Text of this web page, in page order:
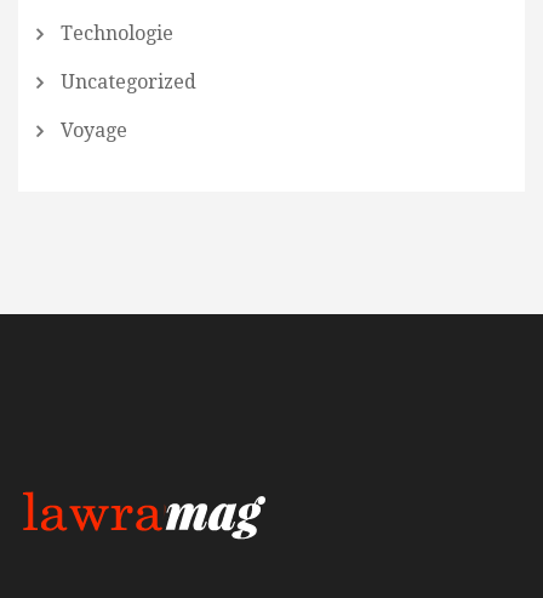
Technologie
Uncategorized
Voyage